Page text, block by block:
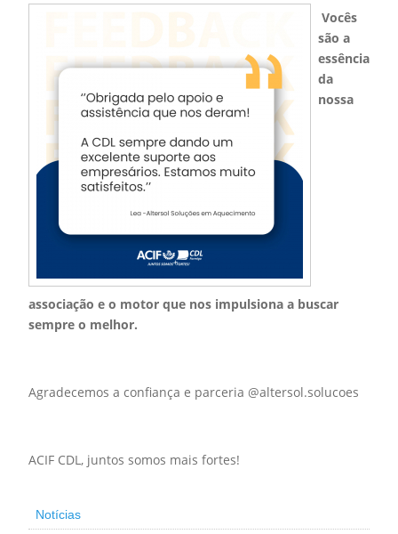
Vocês
são a
essência
da
nossa
associação e o motor que nos impulsiona a buscar
sempre o melhor.
Agradecemos a confiança e parceria @altersol.solucoes
ACIF CDL, juntos somos mais fortes!
Notícias